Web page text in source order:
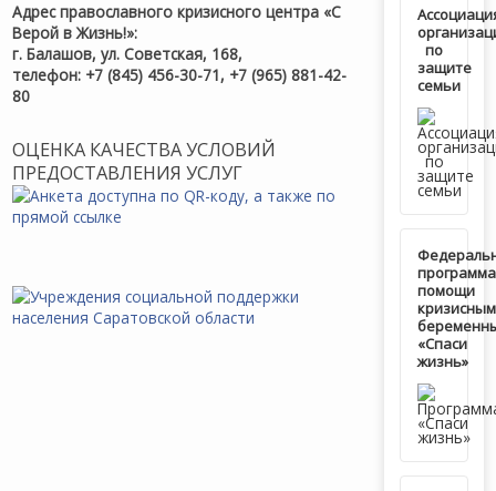
Адрес православного кризисного центра «С
Верой в Жизнь!»:
г. Балашов, ул. Советская, 168,
телефон: +7 (845) 456-30-71, +7 (965) 881-42-
80
ОЦЕНКА КАЧЕСТВА УСЛОВИЙ
ПРЕДОСТАВЛЕНИЯ УСЛУГ
по
защите
семьи
программа
помощи
кризисным
«Спаси
жизнь»